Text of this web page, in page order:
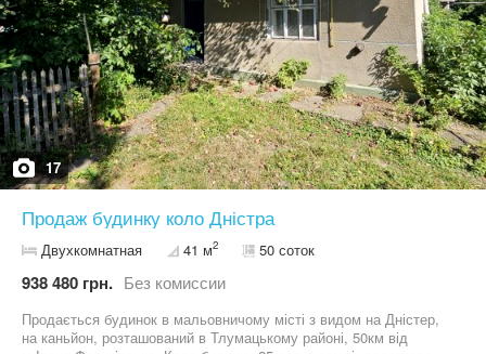
17
Продаж будинку коло Дністра
Двухкомнатная 41 м2 50 соток
938 480 грн. Без комиссии
Продається будинок в мальовничому місті з видом на Дністер,
на каньйон, розташований в Тлумацькому районі, 50км від